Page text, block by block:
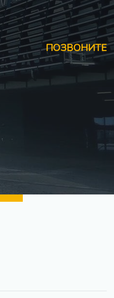
ПОЗВОНИТЕ